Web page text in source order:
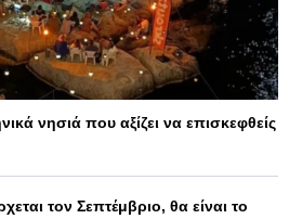
νησιά που αξίζει να επισκεφθείς
τον Σεπτέμβριο, θα είναι το